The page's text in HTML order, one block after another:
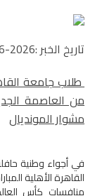
تاريخ الخبر :2026-06-17 14:05:31
طلاب جامعة
من العاصمة
مشوار المونديال
في أجواء وطنية
القاهرة الأهلية